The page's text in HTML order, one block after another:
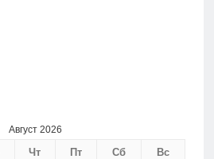
Август 2026
Чт Пт Сб Вс